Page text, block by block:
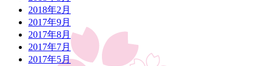
2018年2月
2017年9月
2017年8月
2017年7月
2017年5月